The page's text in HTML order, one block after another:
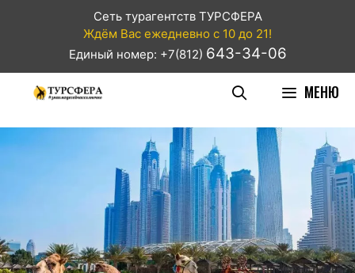
Сеть турагентств ТУРСФЕРА
Ждём Вас ежедневно с 10 до 21!
Единый номер: +7(812) 643-34-06
МЕНЮ